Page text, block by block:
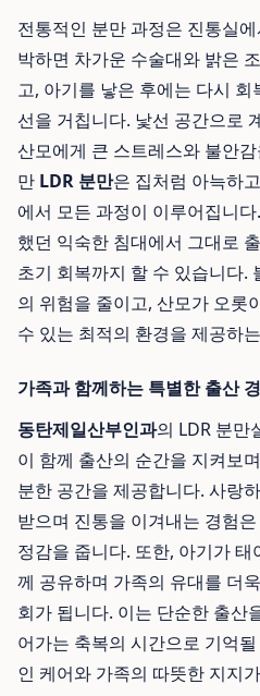
전통적인 분만 과정은 진통실
박하면 차가운 수술대와 밝은
고, 아기를 낳은 후에는 다시
선을 거칩니다. 낯선 공간으로
산모에게 큰 스트레스와 불안
만 LDR 분만은 집처럼 아늑하
에서 모든 과정이 이루어집니
했던 익숙한 침대에서 그대로
초기 회복까지 할 수 있습니다.
의 위험을 줄이고, 산모가 오롯
수 있는 최적의 환경을 제공하
가족과 함께하는 특별한 출산
동탄제일산부인과의 LDR 분만
이 함께 출산의 순간을 지켜보
분한 공간을 제공합니다. 사랑
받으며 진통을 이겨내는 경험
정감을 줍니다. 또한, 아기가
께 공유하며 가족의 유대를 더
회가 됩니다. 이는 단순한 출산
어가는 축복의 시간으로 기억
인 케어와 가족의 따뜻한 지지